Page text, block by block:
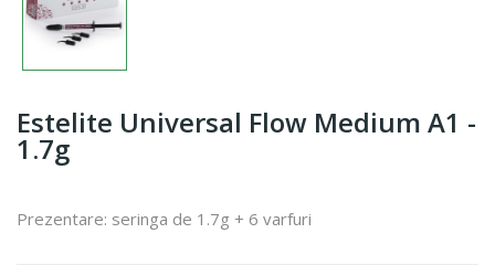
Estelite Universal Flow Medium A1 -
1.7g
Prezentare: seringa de 1.7g + 6 varfuri